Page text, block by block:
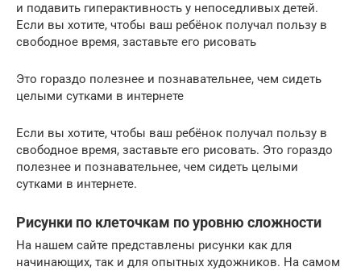
и подавить гиперактивность у непоседливых детей.
Если вы хотите, чтобы ваш ребёнок получал пользу в
свободное время, заставьте его рисовать
Это гораздо полезнее и познавательнее, чем сидеть
целыми сутками в интернете
Если вы хотите, чтобы ваш ребёнок получал пользу в
свободное время, заставьте его рисовать. Это гораздо
полезнее и познавательнее, чем сидеть целыми
сутками в интернете.
Рисунки по клеточкам по уровню сложности
На нашем сайте представлены рисунки как для
начинающих, так и для опытных художников. На самом